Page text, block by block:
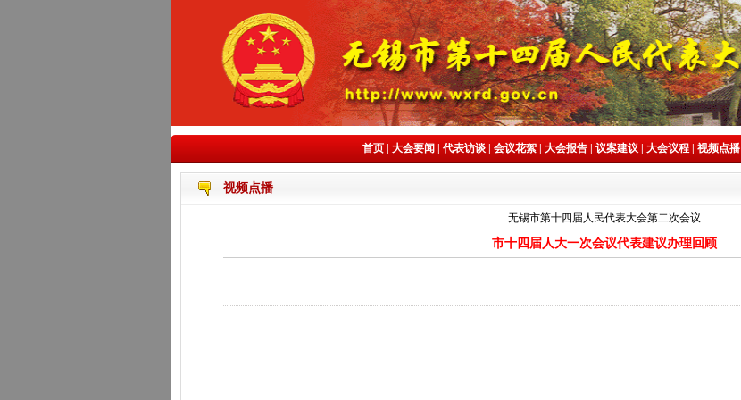
首页 大会要闻 代表访谈 会议花絮 大会报告 议案建议 大会议程 视频点播
视频点播
无锡市第十四届人民代表大会第二次会议
市十四届人大一次会议代表建议办理回顾